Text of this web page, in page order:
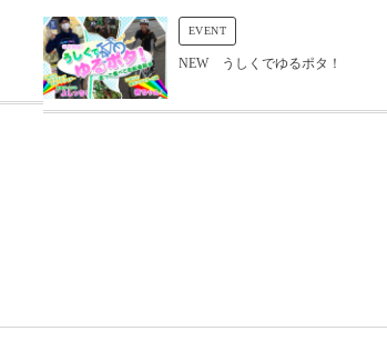
EVENT
NEW うしくでゆるポタ！